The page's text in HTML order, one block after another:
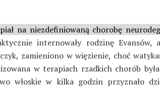
na niezdefiniowaną chorobę
internowały rodzinę Evansów,
zamieniono w więzienie, choć
w terapiach rzadkich chorób
włoskie w kilka godzin przyznało